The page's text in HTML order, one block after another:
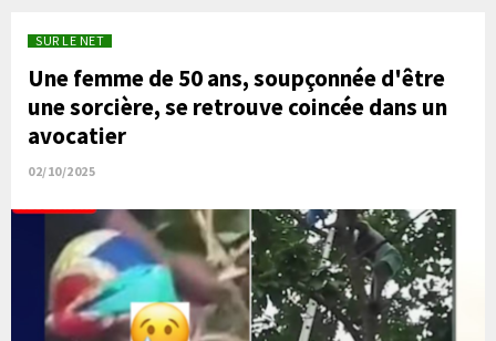
SUR LE NET
Une femme de 50 ans, soupçonnée d'être
une sorcière, se retrouve coincée dans un
avocatier
02/10/2025